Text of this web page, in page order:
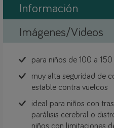
Información
Imágenes/Videos
para niños de 100 a
muy alta seguridad de
estable contra vuelcos
ideal para niños con
parálisis cerebral o
niños con limitaciones